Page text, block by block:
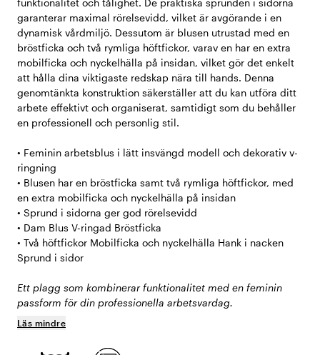
funktionalitet och tålighet. De praktiska sprunden i sidorna
garanterar maximal rörelsevidd, vilket är avgörande i en
dynamisk vårdmiljö. Dessutom är blusen utrustad med en
bröstficka och två rymliga höftfickor, varav en har en extra
mobilficka och nyckelhälla på insidan, vilket gör det enkelt
att hålla dina viktigaste redskap nära till hands. Denna
genomtänkta konstruktion säkerställer att du kan utföra ditt
arbete effektivt och organiserat, samtidigt som du behåller
en professionell och personlig stil.
• Feminin arbetsblus i lätt insvängd modell och dekorativ v-
ringning
• Blusen har en bröstficka samt två rymliga höftfickor, med
en extra mobilficka och nyckelhälla på insidan
• Sprund i sidorna ger god rörelsevidd
• Dam Blus V-ringad Bröstficka
• Två höftfickor Mobilficka och nyckelhälla Hank i nacken
Sprund i sidor
Ett plagg som kombinerar funktionalitet med en feminin
passform för din professionella arbetsvardag.
Läs mindre